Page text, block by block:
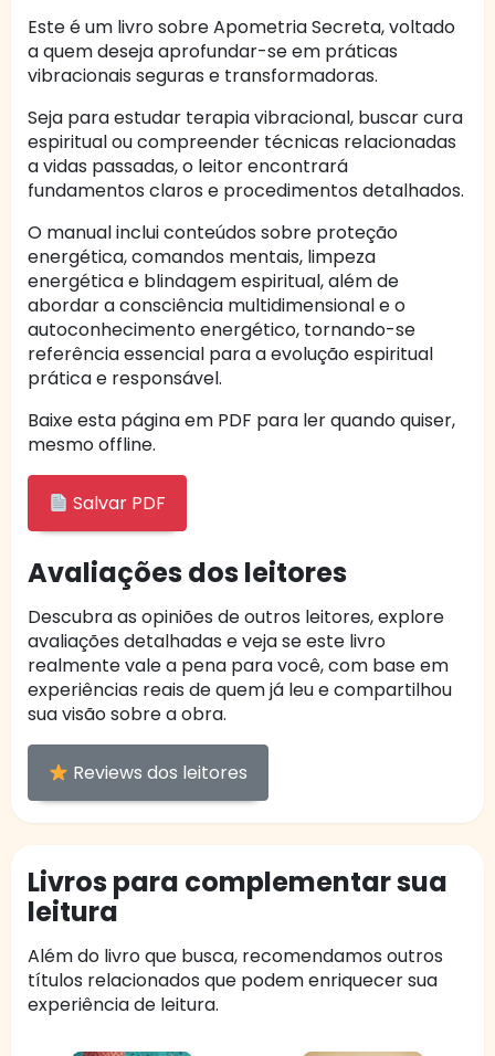
Este é um livro sobre Apometria Secreta, voltado
a quem deseja aprofundar-se em práticas
vibracionais seguras e transformadoras.
Seja para estudar terapia vibracional, buscar cura
espiritual ou compreender técnicas relacionadas
a vidas passadas, o leitor encontrará
fundamentos claros e procedimentos detalhados.
O manual inclui conteúdos sobre proteção
energética, comandos mentais, limpeza
energética e blindagem espiritual, além de
abordar a consciência multidimensional e o
autoconhecimento energético, tornando-se
referência essencial para a evolução espiritual
prática e responsável.
Baixe esta página em PDF para ler quando quiser,
mesmo offline.
Salvar PDF
Avaliações dos leitores
Descubra as opiniões de outros leitores, explore
avaliações detalhadas e veja se este livro
realmente vale a pena para você, com base em
experiências reais de quem já leu e compartilhou
sua visão sobre a obra.
Reviews dos leitores
Livros para complementar sua
leitura
Além do livro que busca, recomendamos outros
títulos relacionados que podem enriquecer sua
experiência de leitura.